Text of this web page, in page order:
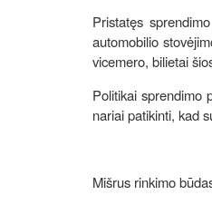
Pristatęs
automobilio
vicemero, bilietai
Politikai sprendimo
nariai patikinti, kad
Mišrus rinkimo